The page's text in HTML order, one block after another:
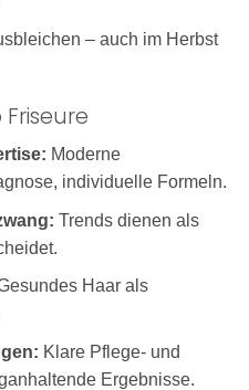
– auch im Herbst
Moderne
individuelle Formeln.
Trends dienen als
Haar als
Klare Pflege- und
Ergebnisse.